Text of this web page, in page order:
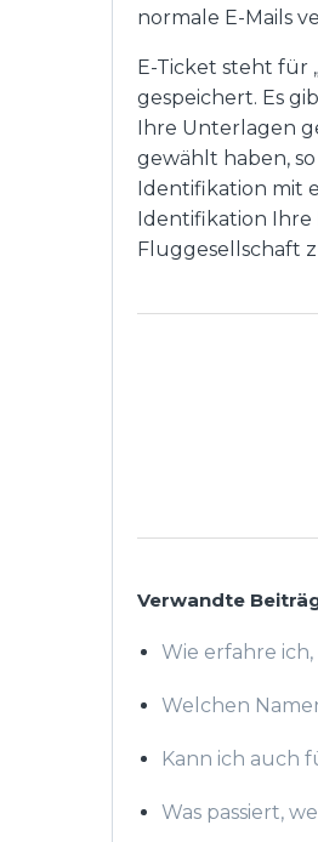
normale E-Mails
E-Ticket steht für
gespeichert. Es
Ihre Unterlagen
gewählt haben,
Identifikation mit
Identifikation Ihre
Fluggesellschaft
Verwandte
Wie erfahre
Welchen
Kann ich auch
Was passiert,